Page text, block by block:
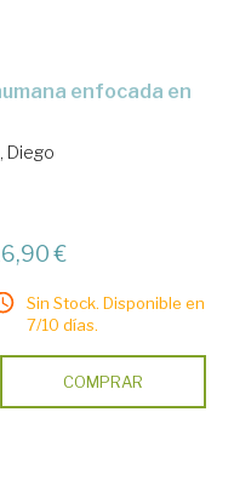
Diego
€
Sin Stock. Disponible en
7/10 días.
COMPRAR